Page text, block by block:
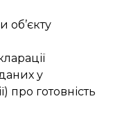
об’єкту
у
про готовність